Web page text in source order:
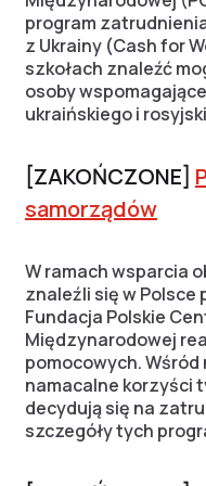
program
z Ukrainy (Cash for
szkołach znaleźć
osoby
ukraińskiego i
[ZAKOŃCZONE]
samorządów
W ramach wsparcia
znaleźli się w Polsce
Fundacja Polskie
Międzynarodowej
pomocowych.
namacalne korzyści
decydują się na
szczegóły tych